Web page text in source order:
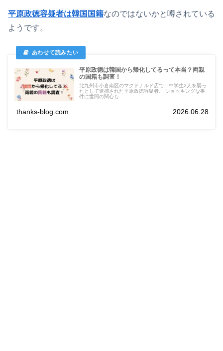
平原政徳容疑者は韓国国籍なのではないかと噂されている
ようです。
平原政徳は韓国から帰化してるって本当？両親
の国籍も調査！
北九州市小倉南区のマクドナルド店で、中学生2人を襲っ
たとして逮捕された平原政徳容疑者。 ショッキングな事
件に世間の関心も...
thanks-blog.com 2026.06.28